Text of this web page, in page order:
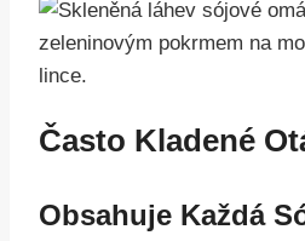
Často Kladené
Obsahuje Každá